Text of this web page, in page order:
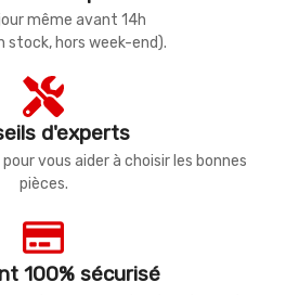
même avant 14h
stock, hors week-end).
d'experts
vous aider à choisir les bonnes
pièces.
100% sécurisé